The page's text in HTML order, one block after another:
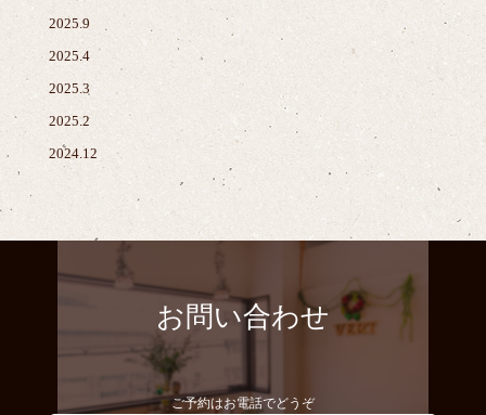
2025.9
2025.4
2025.3
2025.2
2024.12
お問い合わせ
ご予約はお電話でどうぞ